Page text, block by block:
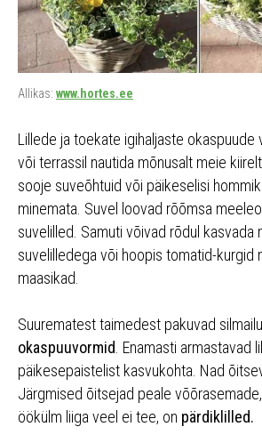
Allikas: www.hortes.ee
Lillede ja toekate igihaljaste okaspuude
või terrassil nautida mõnusalt meie
sooje suveõhtuid või päikeselisi
minemata. Suvel loovad rõõmsa
suvelilled. Samuti võivad rõdul kasvada
suvelilledega või hoopis tomatid-kurgid
maasikad.
Suurematest taimedest pakuvad
okaspuuvormid . Enamasti armastavad
päikesepaistelist kasvukohta. Nad
Järgmised õitsejad peale
öökülm liiga veel ei tee, on pärdiklilled.